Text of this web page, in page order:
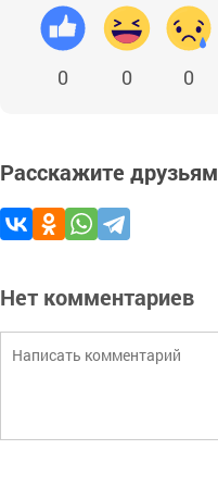
0 0 0
Расскажите друзьям
Нет комментариев